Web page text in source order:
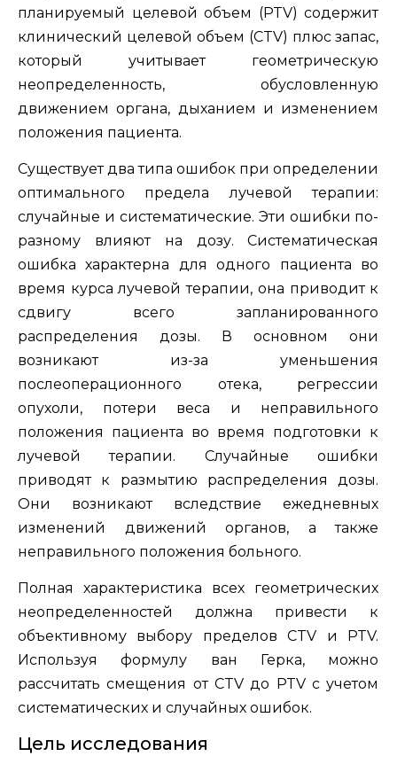
планируемый целевой объем (PTV) содержит
клинический целевой объем (CTV) плюс запас,
который учитывает геометрическую
неопределенность, обусловленную
движением органа, дыханием и изменением
положения пациента.
Существует два типа ошибок при определении
оптимального предела лучевой терапии:
случайные и систематические. Эти ошибки по-
разному влияют на дозу. Систематическая
ошибка характерна для одного пациента во
время курса лучевой терапии, она приводит к
сдвигу всего запланированного
распределения дозы. В основном они
возникают из-за уменьшения
послеоперационного отека, регрессии
опухоли, потери веса и неправильного
положения пациента во время подготовки к
лучевой терапии. Случайные ошибки
приводят к размытию распределения дозы.
Они возникают вследствие ежедневных
изменений движений органов, а также
неправильного положения больного.
Полная характеристика всех геометрических
неопределенностей должна привести к
объективному выбору пределов CTV и PTV.
Используя формулу ван Герка, можно
рассчитать смещения от CTV до PTV с учетом
систематических и случайных ошибок.
Цель исследования